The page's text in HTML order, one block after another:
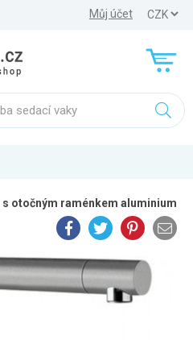
Můj účet
otočným raménkem aluminium